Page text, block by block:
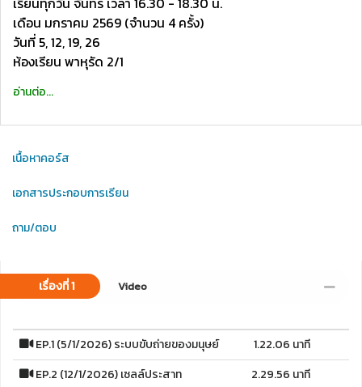
เดือน มกราคม 2569 (จำนวน 4 ครั้ง)
วันที่ 5, 12, 19, 26
ห้องเรียน พาหุรัด 2/1
อ่านต่อ...
เนื้อหาคอร์ส
เอกสารประกอบการเรียน
ถาม/ตอบ
เรื่องที่ 1 Video
EP.1 (5/1/2026) ระบบขับถ่ายของมนุษย์
1.22.06 นาที
EP.2 (12/1/2026) เซลล์ประสาท
2.29.56 นาที